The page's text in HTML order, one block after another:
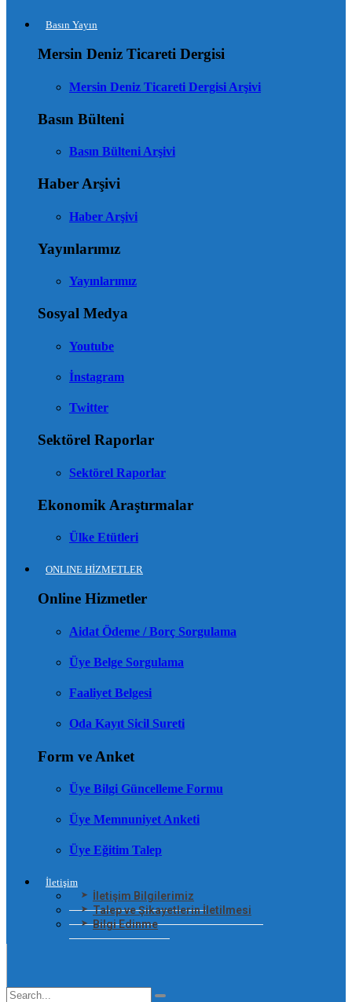
Basın Yayın
Mersin Deniz Ticareti Dergisi
Mersin Deniz Ticareti Dergisi Arşivi
Basın Bülteni
Basın Bülteni Arşivi
Haber Arşivi
Haber Arşivi
Yayınlarımız
Yayınlarımız
Sosyal Medya
Youtube
İnstagram
Twitter
Sektörel Raporlar
Sektörel Raporlar
Ekonomik Araştırmalar
Ülke Etütleri
ONLINE HİZMETLER
Online Hizmetler
Aidat Ödeme / Borç Sorgulama
Üye Belge Sorgulama
Faaliyet Belgesi
Oda Kayıt Sicil Sureti
Form ve Anket
Üye Bilgi Güncelleme Formu
Üye Memnuniyet Anketi
Üye Eğitim Talep
İletişim
İletişim Bilgilerimiz
Talep ve Şikayetlerin İletilmesi
Bilgi Edinme